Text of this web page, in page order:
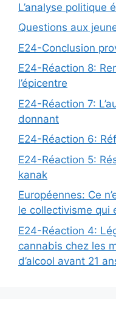
L’analyse politique
Questions aux
E24-Conclusion
E24-Réaction 8:
l’épicentre
E24-Réaction 7:
donnant
E24-Réaction 6:
E24-Réaction 5:
kanak
Européennes: Ce
le collectivisme qui
E24-Réaction 4:
cannabis chez les
d’alcool avant 21